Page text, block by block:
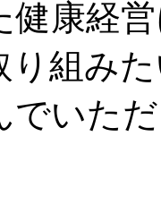
健康経
り組み
でいた